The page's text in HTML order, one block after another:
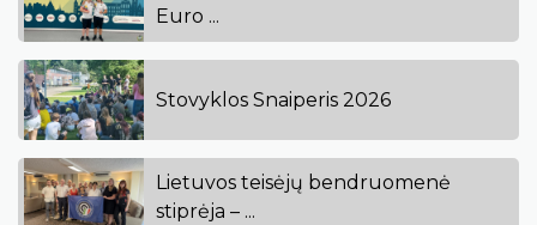
Euro ...
Stovyklos Snaiperis 2026
Lietuvos teisėjų bendruomenė
stiprėja – ...